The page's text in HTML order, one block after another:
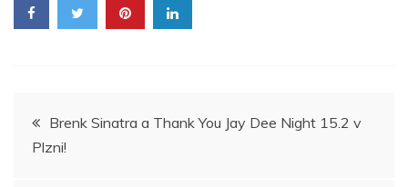
Navigace
pro
Brenk Sinatra a Thank You Jay Dee Night 15.2 v
Plzni!